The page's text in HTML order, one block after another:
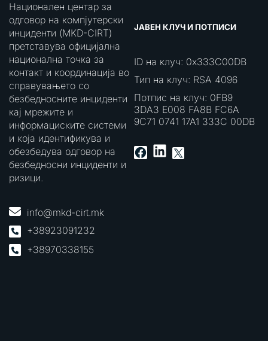
Национален центар за
одговор на компјутерски
инциденти (MKD-CIRT)
претставува официјална
национална точка за
контакт и координација во
справувањето со
безбедносните инциденти
кај мрежите и
информациските системи
и која идентификува и
обезбедува одговор на
безбедносни инциденти и
ризици.
info@mkd-cirt.mk
+38923091232
+38970338155
ЈАВЕН КЛУЧ И ПОТПИСИ
ID на клуч: 0x333C00DB
Тип на клуч: RSA 4096
Потпис на клуч: 0FB9
3DA3 E008 FA8B FC6A
9C71 0741 17A1 333C 00DB
Facebook
LinkedIn
X